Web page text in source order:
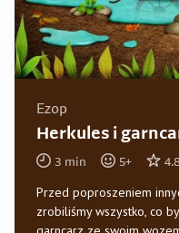
Ezop
Herkules i
3 min 5+
Przed poproszeniem
zrobiliśmy wszystko, co